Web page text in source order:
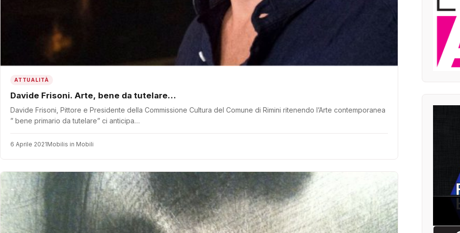
ATTUALITÀ
Davide Frisoni. Arte, bene da tutelare…
Davide Frisoni, Pittore e Presidente della Commissione Cultura del Comune di Rimini ritenendo l’Arte contemporanea
” bene primario da tutelare” ci anticipa…
6 Aprile 2021Mobilis in Mobili